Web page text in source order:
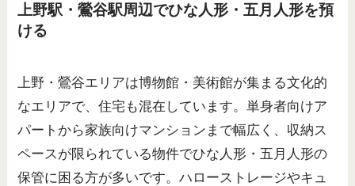
上野駅・鶯谷駅周辺でひな人形・五月人形を預
ける
上野・鶯谷エリアは博物館・美術館が集まる文化的
なエリアで、住宅も混在しています。単身者向けア
パートから家族向けマンションまで幅広く、収納ス
ペースが限られている物件でひな人形・五月人形の
保管に困る方が多いです。ハローストレージやキュ